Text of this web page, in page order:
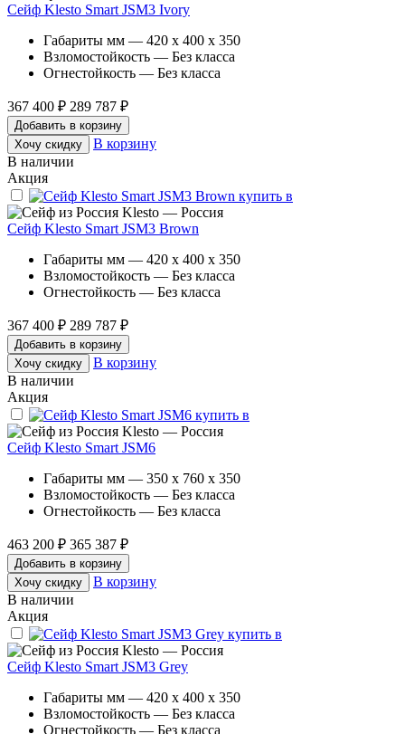
Сейф Klesto Smart JSM3 Ivory
Габариты мм — 420 x 400 x 350
Взломостойкость — Без класса
Огнестойкость — Без класса
367 400 ₽ 289 787 ₽
Добавить в корзину
Хочу скидку
В корзину
В наличии
Акция
Klesto — Россия
Сейф Klesto Smart JSM3 Brown
Габариты мм — 420 x 400 x 350
Взломостойкость — Без класса
Огнестойкость — Без класса
367 400 ₽ 289 787 ₽
Добавить в корзину
Хочу скидку
В корзину
В наличии
Акция
Klesto — Россия
Сейф Klesto Smart JSM6
Габариты мм — 350 x 760 x 350
Взломостойкость — Без класса
Огнестойкость — Без класса
463 200 ₽ 365 387 ₽
Добавить в корзину
Хочу скидку
В корзину
В наличии
Акция
Klesto — Россия
Сейф Klesto Smart JSM3 Grey
Габариты мм — 420 x 400 x 350
Взломостойкость — Без класса
Огнестойкость — Без класса